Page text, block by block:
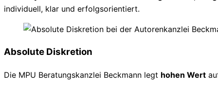
individuell, klar und erfolgsorientiert.
Absolute Diskretion
Die MPU Beratungskanzlei Beckmann legt hohen Wert